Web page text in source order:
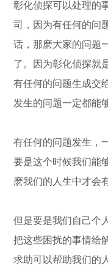
彰化侦探可以处理的
司，因为有任何的问
话，那麽大家的问题
了。因为彰化侦探就
有任何的问题生成交
发生的问题一定都能
有任何的问题发生，
要是这个时候我们能
麽我们的人生中才会
但是要是我们自己个
把这些困扰的事情给
求助可以帮助我们的